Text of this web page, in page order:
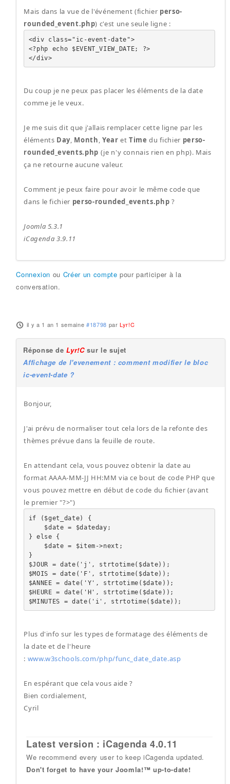
Mais dans la vue de l'événement (fichier perso-
rounded_event.php) c'est une seule ligne :
<div class="ic-event-date">
<?php echo $EVENT_VIEW_DATE; ?>
</div>
Du coup je ne peux pas placer les éléments de la date
comme je le veux.
Je me suis dit que j'allais remplacer cette ligne par les
éléments Day, Month, YearetTimedu fichier perso-
rounded_events.php (je n'y connais rien en php). Mais
ça ne retourne aucune valeur.
Comment je peux faire pour avoir le même code que
dans le fichier perso-rounded_events.php ?
Joomla 5.3.1
iCagenda 3.9.11
Connexion ou Créer un compte pour participer à la
conversation.
il y a 1 an 1 semaine #18798 parLyr!C
Réponse deLyr!Csur le sujet
Affichage de l'evenement : comment modifier le bloc
ic-event-date ?
Bonjour,
J'ai prévu de normaliser tout cela lors de la refonte des
thèmes prévue dans la feuille de route.
En attendant cela, vous pouvez obtenir la date au
format AAAA-MM-JJ HH:MM via ce bout de code PHP que
vous pouvez mettre en début de code du fichier (avant
le premier "?>")
if ($get_date) {
$date = $dateday;
} else {
$date = $item->next;
}
$JOUR = date('j', strtotime($date));
$MOIS = date('F', strtotime($date));
$ANNEE = date('Y', strtotime($date));
$HEURE = date('H', strtotime($date));
$MINUTES = date('i', strtotime($date));
Plus d'info sur les types de formatage des éléments de
la date et de l'heure
: www.w3schools.com/php/func_date_date.asp
En espérant que cela vous aide ?
Bien cordialement,
Cyril
Latest version : iCagenda 4.0.11
We recommend every user to keep iCagenda updated.
Don't forget to have your Joomla!™ up-to-date!